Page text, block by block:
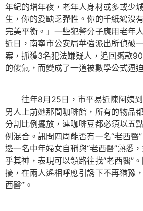
年紀的增年夜，老年人身材或多或少
生，你的愛缺乏彈性。你的千紙鶴沒
完美平衡。」一些犯警分子應用老年
近日，南寧市公安局華強派出所偵破
案，抓獲3名犯法嫌疑人，追回贓款
的傻氣，而變成了一道被數學公式逼
往年8月25日，市平易近陳阿姨到
男人上前她那間咖啡館，所有的物品
分割比例擺放，連咖啡豆都必須以五
例混合。訊問四周能否有一名“老西醫
邊一名中年婦女自稱與“老西醫”熟悉
乎其神，表現可以領路往找“老西醫”
擾，在兩人遙相呼應引誘下不再猶豫
西醫”。